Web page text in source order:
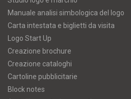
Manuale analisi simbologica del logo
Carta intestata e biglietti da visita
Logo Start Up
Creazione brochure
Creazione cataloghi
Cartoline pubblicitarie
Block notes